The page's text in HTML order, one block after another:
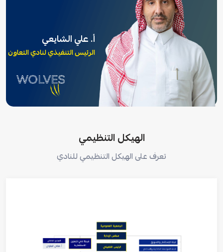
أ. علي الشايعي
الرئيس التنفيذي لنادي التعاون
الهيكل التنظيمي
تعرف على الهيكل التنظيمي للنادي